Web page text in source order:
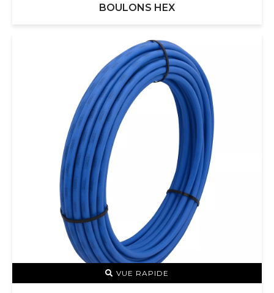
BOULONS HEX
VUE RAPIDE